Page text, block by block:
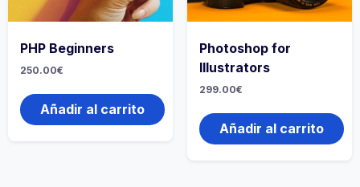
PHP Beginners
250.00€
Añadir al carrito
Photoshop for
Illustrators
299.00€
Añadir al carrito